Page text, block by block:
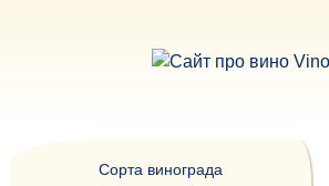
Сорта винограда